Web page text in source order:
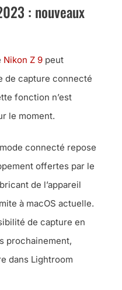
: nouveaux
Nikon Z 9 peut
de capture connecté
fonction n’est
le moment.
connecté repose
offertes par le
de l’appareil
à macOS actuelle.
de capture en
prochainement,
dans Lightroom